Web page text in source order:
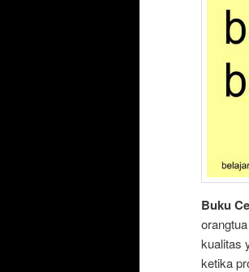
Buku
kualitas
ketika